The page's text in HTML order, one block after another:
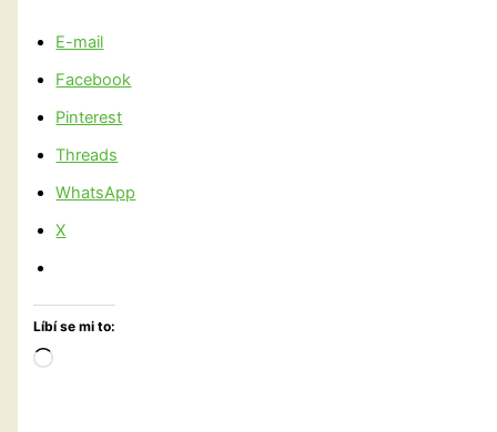
E-mail
Facebook
Pinterest
Threads
WhatsApp
X
Líbí se mi to:
Načítání…